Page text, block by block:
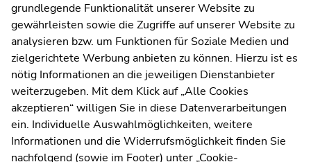
Moodle
UNIGRAZonline
Impressum
Datenschutzerklärung
Cookie-Einstellungen
Barrierefreiheitserklärung
grundlegende Funktionalität unserer Website zu
gewährleisten sowie die Zugriffe auf unserer Website zu
analysieren bzw. um Funktionen für Soziale Medien und
zielgerichtete Werbung anbieten zu können. Hierzu ist es
nötig Informationen an die jeweiligen Dienstanbieter
weiterzugeben. Mit dem Klick auf „Alle Cookies
akzeptieren“ willigen Sie in diese Datenverarbeitungen
ein. Individuelle Auswahlmöglichkeiten, weitere
Informationen und die Widerrufsmöglichkeit finden Sie
nachfolgend (sowie im Footer) unter „Cookie-